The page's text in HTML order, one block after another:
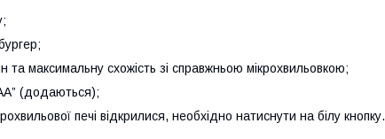
максимальну схожість зі справжньою мікрохвильовкою;
(додаються);
печі відкрилися, необхідно натиснути на білу кнопку.